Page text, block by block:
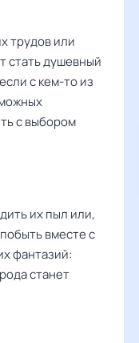
трудов или
стать душевный
с кем-то из
с выбором
их пыл или,
вместе с
фантазий:
станет